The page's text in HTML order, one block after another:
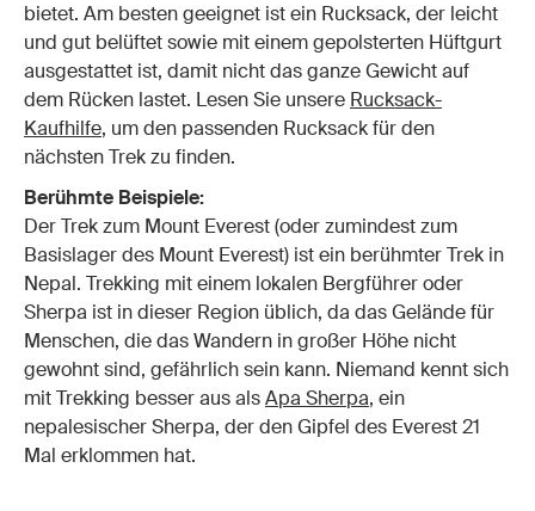
bietet. Am besten geeignet ist ein Rucksack, der leicht
und gut belüftet sowie mit einem gepolsterten Hüftgurt
ausgestattet ist, damit nicht das ganze Gewicht auf
dem Rücken lastet. Lesen Sie unsere Rucksack-
Kaufhilfe, um den passenden Rucksack für den
nächsten Trek zu finden.
Berühmte Beispiele:
Der Trek zum Mount Everest (oder zumindest zum
Basislager des Mount Everest) ist ein berühmter Trek in
Nepal. Trekking mit einem lokalen Bergführer oder
Sherpa ist in dieser Region üblich, da das Gelände für
Menschen, die das Wandern in großer Höhe nicht
gewohnt sind, gefährlich sein kann. Niemand kennt sich
mit Trekking besser aus alsApa Sherpa, ein
nepalesischer Sherpa, der den Gipfel des Everest 21
Mal erklommen hat.